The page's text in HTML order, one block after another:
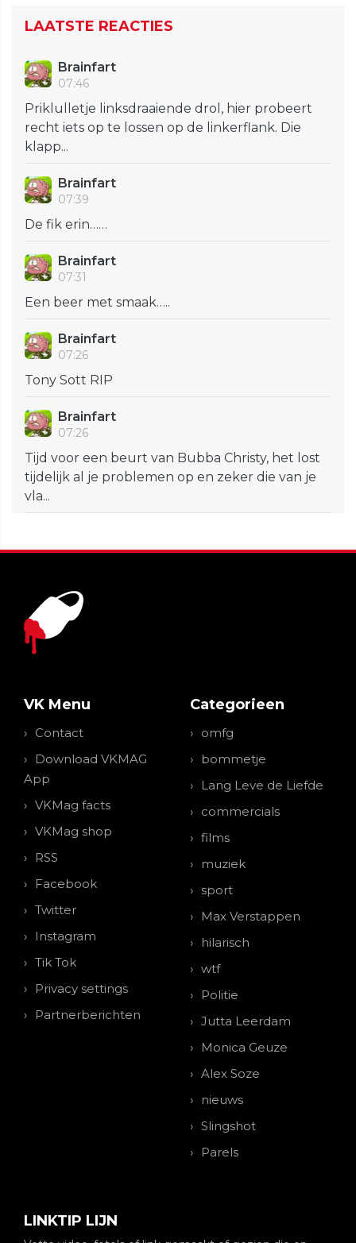
LAATSTE REACTIES
Brainfart
07:46
Priklulletje linksdraaiende drol, hier probeert
recht iets op te lossen op de linkerflank. Die
klapp...
Brainfart
07:39
De fik erin……
Brainfart
07:31
Een beer met smaak…..
Brainfart
07:26
Tony Sott RIP
Brainfart
07:26
Tijd voor een beurt van Bubba Christy, het lost
tijdelijk al je problemen op en zeker die van je
vla...
VK Menu
Contact
Download VKMAG
App
VKMag facts
VKMag shop
RSS
Facebook
Twitter
Instagram
Tik Tok
Privacy settings
Partnerberichten
Categorieen
omfg
bommetje
Lang Leve de Liefde
commercials
films
muziek
sport
Max Verstappen
hilarisch
wtf
Politie
Jutta Leerdam
Monica Geuze
Alex Soze
nieuws
Slingshot
Parels
LINKTIP LIJN